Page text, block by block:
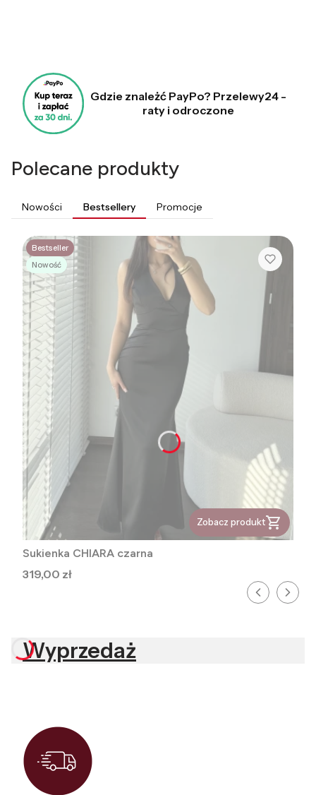
Gdzie znależć PayPo? Przelewy24 -
raty i odroczone
Polecane produkty
Nowości Bestsellery Promocje
Bestseller
Nowość
Zobacz produkt
Sukienka CHIARA czarna
Cena
319,00 zł
Wyprzedaż